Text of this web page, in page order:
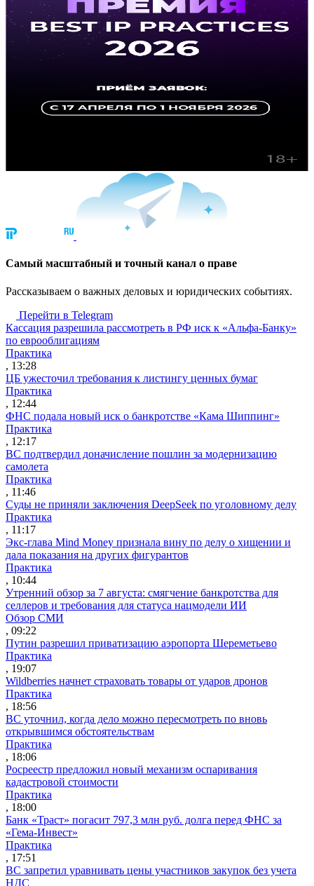
Cамый масштабный и точный канал о праве
Рассказываем о важных деловых и юридических событиях.
Перейти в Telegram
Кассация разрешила рассмотреть в РФ иск к «Альфа-Банку»
по еврооблигациям
Практика
, 13:28
ЦБ ужесточил требования к листингу ценных бумаг
Практика
, 12:44
ФНС подала новый иск о банкротстве «Кама Шиппинг»
Практика
, 12:17
ВС подтвердил доначисление пошлин за модернизацию
самолета
Практика
, 11:46
Суды не приняли заключения DeepSeek по уголовному делу
Практика
, 11:17
Экс-глава Mind Money признала вину по делу о хищении и
дала показания на других фигурантов
Практика
, 10:44
Утренний обзор за 7 августа: смягчение банкротства для
селлеров и требования для статуса нацмодели ИИ
Обзор СМИ
, 09:22
Путин разрешил приватизацию аэропорта Шереметьево
Практика
, 19:07
Wildberries начнет страховать товары от ударов дронов
Практика
, 18:56
ВС уточнил, когда дело можно пересмотреть по вновь
открывшимся обстоятельствам
Практика
, 18:06
Росреестр предложил новый механизм оспаривания
кадастровой стоимости
Практика
, 18:00
Банк «Траст» погасит 797,3 млн руб. долга перед ФНС за
«Гема-Инвест»
Практика
, 17:51
ВС запретил уравнивать цены участников закупок без учета
НДС